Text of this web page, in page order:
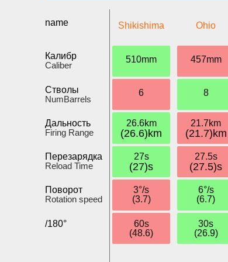
name
Калибр
Caliber
Стволы
NumBarrels
Дальность
Firing Range
Перезарядка
Reload Time
Поворот
Rotation speed
/180°
Shikishima
510mm
6
26.6km
(26.6)km
27s
(27)s
3°/s
(3.7)
60s
(48.6)
Ohio
457mm
8
21.7km
(21.7)km
27.5s
(27.5)s
6°/s
(6.7)
30s
(26.9)